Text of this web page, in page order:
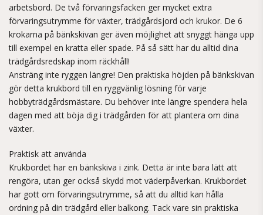
arbetsbord. De två förvaringsfacken ger mycket extra
förvaringsutrymme för växter, trädgårdsjord och krukor. De 6
krokarna på bänkskivan ger även möjlighet att snyggt hänga upp
till exempel en kratta eller spade. På så sätt har du alltid dina
trädgårdsredskap inom räckhåll!
Ansträng inte ryggen längre! Den praktiska höjden på bänkskivan
gör detta krukbord till en ryggvänlig lösning för varje
hobbyträdgårdsmästare. Du behöver inte längre spendera hela
dagen med att böja dig i trädgården för att plantera om dina
växter.
Praktisk att använda
Krukbordet har en bänkskiva i zink. Detta är inte bara lätt att
rengöra, utan ger också skydd mot väderpåverkan. Krukbordet
har gott om förvaringsutrymme, så att du alltid kan hålla
ordning på din trädgård eller balkong. Tack vare sin praktiska